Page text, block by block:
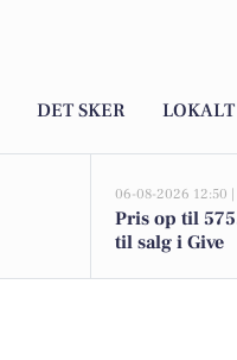
DET SKER
06-08-2026 12:50 |
Pris op til
til salg i Give